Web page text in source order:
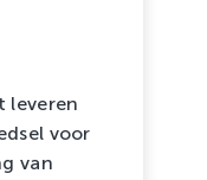
leveren
voor
van